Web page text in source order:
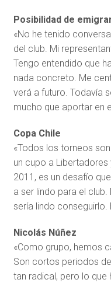
Posibilidad de
«No he tenido
del club. Mi
Tengo entendido que
nada concreto. Me
verá a futuro. Todavía
mucho que aportar en
Copa Chile
«Todos los torneos
un cupo a
2011, es un desafío
a ser lindo para el
sería lindo
Nicolás Núñez
«Como grupo, hemos
Son cortos periodos
tan radical, pero lo